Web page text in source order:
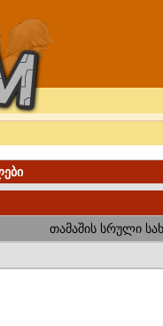
თამაშის სრული